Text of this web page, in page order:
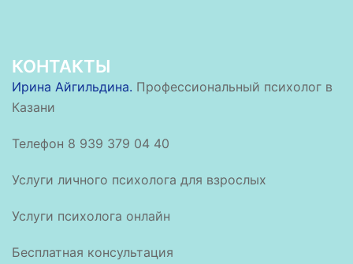
КОНТАКТЫ
Ирина Айгильдина. Профессиональный психолог в
Казани
Телефон 8 939 379 04 40
Услуги личного психолога для взрослых
Услуги психолога онлайн
Бесплатная консультация